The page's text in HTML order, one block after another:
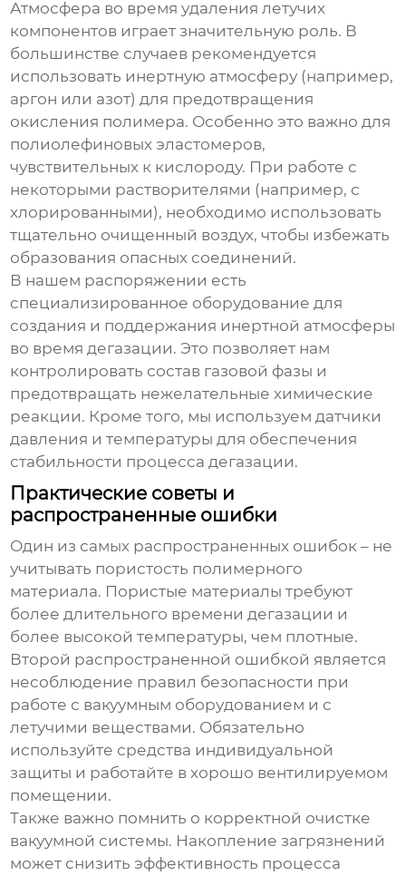
Атмосфера во времяудаления летучих
компонентов играет значительную роль. В
большинстве случаев рекомендуется
использовать инертную атмосферу (например,
аргон или азот) для предотвращения
окисления полимера. Особенно это важно для
полиолефиновых эластомеров,
чувствительных к кислороду. При работе с
некоторыми растворителями (например, с
хлорированными), необходимо использовать
тщательно очищенный воздух, чтобы избежать
образования опасных соединений.
В нашем распоряжении есть
специализированное оборудование для
создания и поддержания инертной атмосферы
во время дегазации. Это позволяет нам
контролировать состав газовой фазы и
предотвращать нежелательные химические
реакции. Кроме того, мы используем датчики
давления и температуры для обеспечения
стабильности процесса дегазации.
Практические советы и
распространенные ошибки
Один из самых распространенных ошибок – не
учитывать пористость полимерного
материала. Пористые материалы требуют
более длительного времени дегазации и
более высокой температуры, чем плотные.
Второй распространенной ошибкой является
несоблюдение правил безопасности при
работе с вакуумным оборудованием и с
летучими веществами. Обязательно
используйте средства индивидуальной
защиты и работайте в хорошо вентилируемом
помещении.
Также важно помнить о корректной очистке
вакуумной системы. Накопление загрязнений
может снизить эффективность процесса